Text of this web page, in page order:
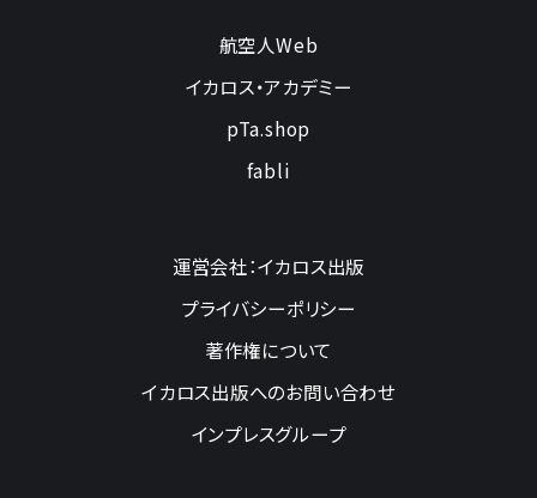
航空人Web
イカロス・アカデミー
pTa.shop
fabli
運営会社：イカロス出版
プライバシーポリシー
著作権について
イカロス出版へのお問い合わせ
インプレスグループ